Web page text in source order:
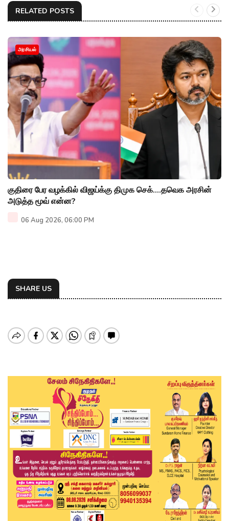
RELATED POSTS
அரசியல்
குதிரை பேர வழக்கில் விஜய்க்கு திமுக செக்....தவெக அரசின்
அடுத்த மூவ் என்ன?
06 Aug 2026, 06:00 PM
SHARE US